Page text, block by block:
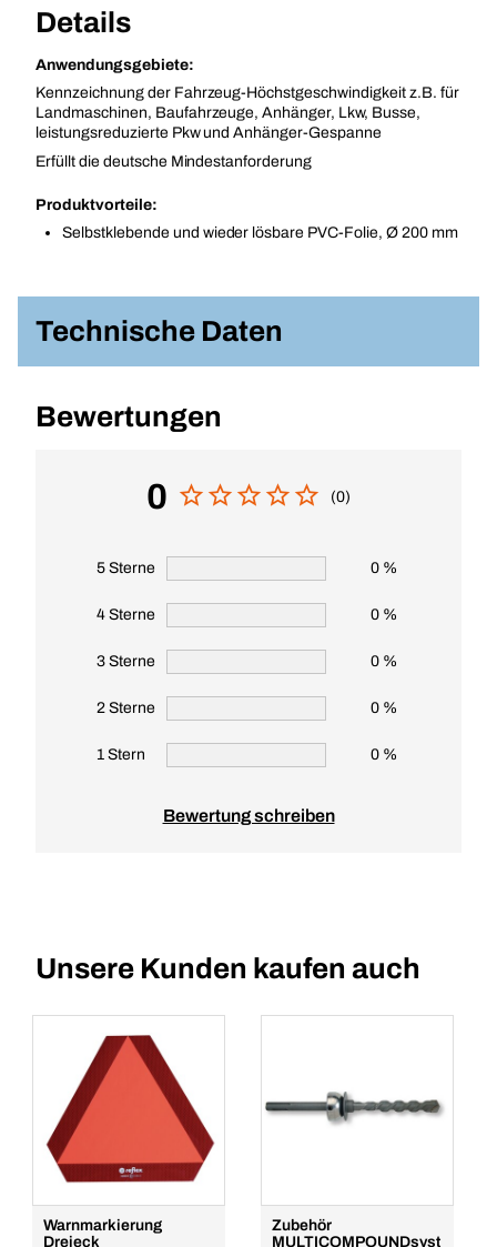
Details
Anwendungsgebiete:
Kennzeichnung der Fahrzeug-Höchstgeschwindigkeit z.B. für
Landmaschinen, Baufahrzeuge, Anhänger, Lkw, Busse,
leistungsreduzierte Pkw und Anhänger-Gespanne
Erfüllt die deutsche Mindestanforderung
Produktvorteile:
Selbstklebende und wieder lösbare PVC-Folie, Ø 200 mm
Technische Daten
Bewertungen
0 (0)
5 Sterne 0 %
4 Sterne 0 %
3 Sterne 0 %
2 Sterne 0 %
1 Stern 0 %
Bewertung schreiben
Unsere Kunden kaufen auch
Warnmarkierung
Dreieck
Zubehör
MULTICOMPOUNDsyst